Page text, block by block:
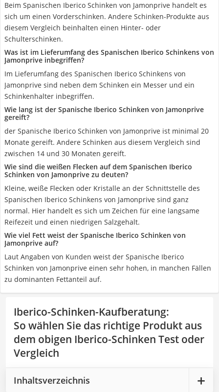
Beim Spanischen Iberico Schinken von Jamonprive handelt es
sich um einen Vorderschinken. Andere Schinken-Produkte aus
diesem Vergleich beinhalten einen Hinter- oder
Schulterschinken.
Was ist im Lieferumfang des Spanischen Iberico Schinkens von
Jamonprive inbegriffen?
Im Lieferumfang des Spanischen Iberico Schinkens von
Jamonprive sind neben dem Schinken ein Messer und ein
Schinkenhalter inbegriffen.
Wie lang ist der Spanische Iberico Schinken von Jamonprive
gereift?
der Spanische Iberico Schinken von Jamonprive ist minimal 20
Monate gereift. Andere Schinken aus diesem Vergleich sind
zwischen 14 und 30 Monaten gereift.
Wie sind die weißen Flecken auf dem Spanischen Iberico
Schinken von Jamonprive zu deuten?
Kleine, weiße Flecken oder Kristalle an der Schnittstelle des
Spanischen Iberico Schinkens von Jamonprive sind ganz
normal. Hier handelt es sich um Zeichen für eine langsame
Reifezeit und einen niedrigen Salzgehalt.
Wie viel Fett weist der Spanische Iberico Schinken von
Jamonprive auf?
Laut Angaben von Kunden weist der Spanische Iberico
Schinken von Jamonprive einen sehr hohen, in manchen Fällen
zu dominanten Fettanteil auf.
Iberico-Schinken-Kaufberatung:
So wählen Sie das richtige Produkt aus
dem obigen Iberico-Schinken Test oder
Vergleich
Inhaltsverzeichnis